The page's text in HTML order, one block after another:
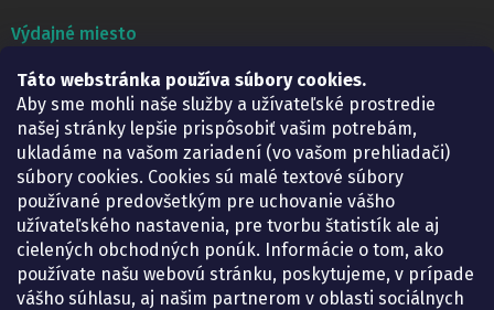
Táto webstránka používa súbory cookies.
Aby sme mohli naše služby a užívateľské prostredie
našej stránky lepšie prispôsobiť vašim potrebám,
ukladáme na vašom zariadení (vo vašom prehliadači)
súbory cookies. Cookies sú malé textové súbory
používané predovšetkým pre uchovanie vášho
užívateľského nastavenia, pre tvorbu štatistík ale aj
cielených obchodných ponúk. Informácie o tom, ako
používate našu webovú stránku, poskytujeme, v prípade
vášho súhlasu, aj našim partnerom v oblasti sociálnych
Výdajné miesto
Lekáreň ADONAI
Košice – Smetanova 2
Pondelok:
07.30 – 15.30 h.
Utorok:
07.30 – 16.00 h.
Streda:
07.30 – 16.00 h.
Štvrtok:
07.30 – 15.30 h.
Piatok:
07.30 – 15.30 h.
KONTAKT
eshop@lekarenadonai.sk